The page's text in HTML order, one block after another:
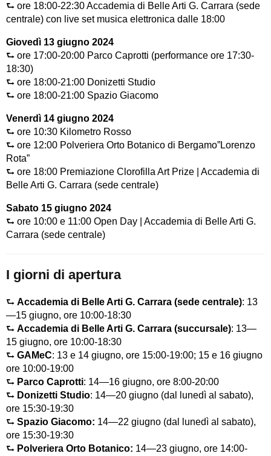
⮑ ore 18:00-22:30 Accademia di Belle Arti G. Carrara (sede
centrale) con live set musica elettronica dalle 18:00
Giovedì 13 giugno 2024
⮑ ore 17:00-20:00 Parco Caprotti (performance ore 17:30-
18:30)
⮑ ore 18:00-21:00 Donizetti Studio
⮑ ore 18:00-21:00 Spazio Giacomo
Venerdì 14 giugno 2024
⮑ ore 10:30 Kilometro Rosso
⮑ ore 12:00 Polveriera Orto Botanico di Bergamo”Lorenzo
Rota”
⮑ ore 18:00 Premiazione Clorofilla Art Prize | Accademia di
Belle Arti G. Carrara (sede centrale)
Sabato 15 giugno 2024
⮑ ore 10:00 e 11:00 Open Day | Accademia di Belle Arti G.
Carrara (sede centrale)
I giorni di apertura
⮑ Accademia di Belle Arti G. Carrara (sede centrale): 13
—15 giugno, ore 10:00-18:30
⮑ Accademia di Belle Arti G. Carrara (succursale): 13—
15 giugno, ore 10:00-18:30
⮑ GAMeC: 13 e 14 giugno, ore 15:00-19:00; 15 e 16 giugno
ore 10:00-19:00
⮑ Parco Caprotti: 14—16 giugno, ore 8:00-20:00
⮑ Donizetti Studio: 14—20 giugno (dal lunedì al sabato),
ore 15:30-19:30
⮑ Spazio Giacomo: 14—22 giugno (dal lunedì al sabato),
ore 15:30-19:30
⮑ Polveriera Orto Botanico: 14—23 giugno, ore 14:00-